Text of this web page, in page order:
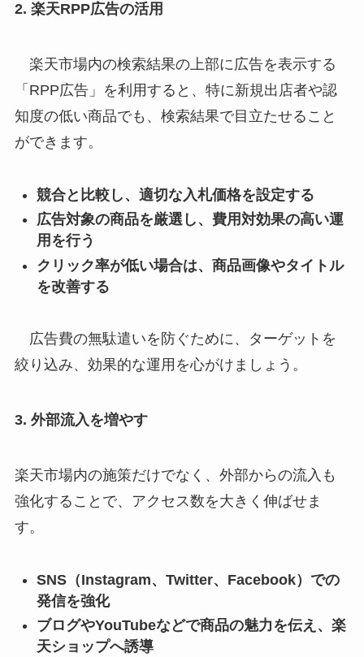
2. 楽天RPP広告の活用
楽天市場内の検索結果の上部に広告を表示する
「RPP広告」を利用すると、特に新規出店者や認
知度の低い商品でも、検索結果で目立たせること
ができます。
競合と比較し、適切な入札価格を設定する
広告対象の商品を厳選し、費用対効果の高い運
用を行う
クリック率が低い場合は、商品画像やタイトル
を改善する
広告費の無駄遣いを防ぐために、ターゲットを
絞り込み、効果的な運用を心がけましょう。
3. 外部流入を増やす
楽天市場内の施策だけでなく、外部からの流入も
強化することで、アクセス数を大きく伸ばせま
す。
SNS（Instagram、Twitter、Facebook）での
発信を強化
ブログやYouTubeなどで商品の魅力を伝え、楽
天ショップへ誘導